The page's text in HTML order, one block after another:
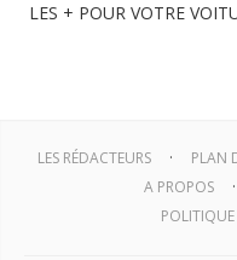
LES + POUR VOTRE
LES RÉDACTEURS PLAN
A PROPOS